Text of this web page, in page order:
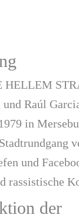
HELLEM
Raúl
in
und
rassistische
der